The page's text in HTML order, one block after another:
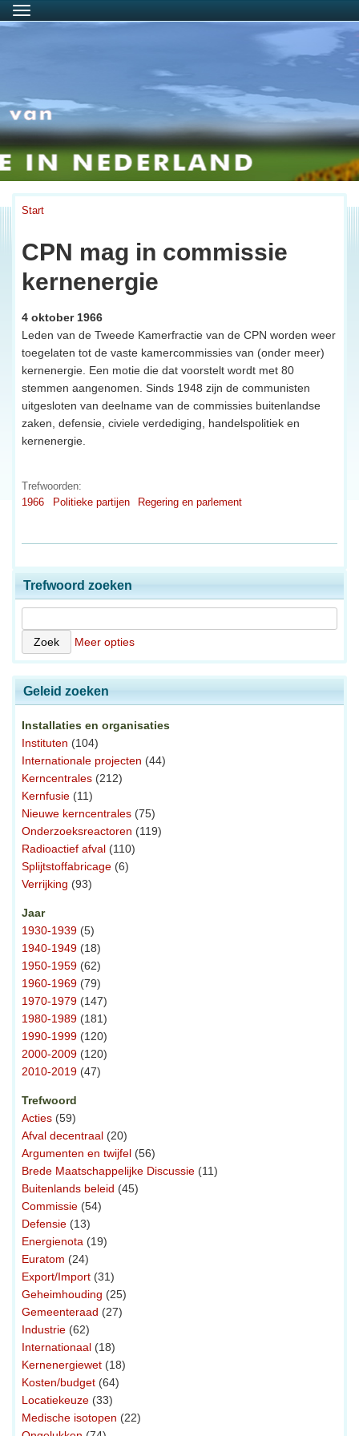
Menu
Start
CPN mag in commissie
kernenergie
4 oktober 1966
Leden van de Tweede Kamerfractie van de CPN worden weer
toegelaten tot de vaste kamercommissies van (onder meer)
kernenergie. Een motie die dat voorstelt wordt met 80
stemmen aangenomen. Sinds 1948 zijn de communisten
uitgesloten van deelname van de commissies buitenlandse
zaken, defensie, civiele verdediging, handelspolitiek en
kernenergie.
Trefwoorden:
1966
Politieke partijen Regering en parlement
Trefwoord zoeken
Meer opties
Geleid zoeken
Installaties en organisaties
Instituten (104)
Internationale projecten (44)
Kerncentrales (212)
Kernfusie (11)
Nieuwe kerncentrales (75)
Onderzoeksreactoren (119)
Radioactief afval (110)
Splijtstoffabricage (6)
Verrijking (93)
Jaar
1930-1939 (5)
1940-1949 (18)
1950-1959 (62)
1960-1969 (79)
1970-1979 (147)
1980-1989 (181)
1990-1999 (120)
2000-2009 (120)
2010-2019 (47)
Trefwoord
Acties (59)
Afval decentraal (20)
Argumenten en twijfel (56)
Brede Maatschappelijke Discussie (11)
Buitenlands beleid (45)
Commissie (54)
Defensie (13)
Energienota (19)
Euratom (24)
Export/Import (31)
Geheimhouding (25)
Gemeenteraad (27)
Industrie (62)
Internationaal (18)
Kernenergiewet (18)
Kosten/budget (64)
Locatiekeuze (33)
Medische isotopen (22)